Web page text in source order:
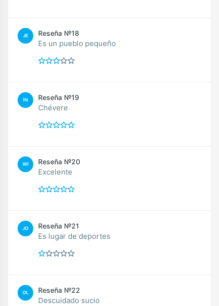
JE Reseña №18
Es un pueblo pequeño
IN Reseña №19
Chévere
WI Reseña №20
Excelente
JO Reseña №21
Es lugar de deportes
OL Reseña №22
Descuidado sucio